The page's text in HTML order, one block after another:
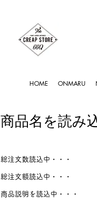
HOME ONMARU
商品名を読み
総注文数読込中・・・
総注文額読込中・・・
商品説明を読込中・・・